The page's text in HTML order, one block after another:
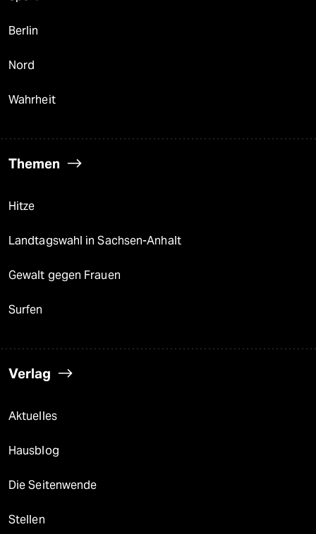
Berlin
Nord
Wahrheit
Themen
Hitze
Landtagswahl in Sachsen-Anhalt
Gewalt gegen Frauen
Surfen
Verlag
Aktuelles
Hausblog
Die Seitenwende
Stellen